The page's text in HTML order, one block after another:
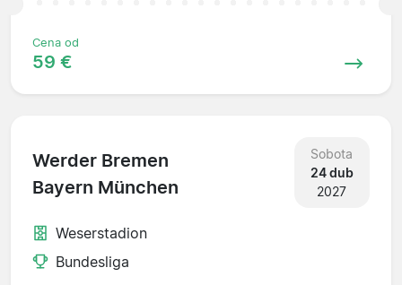
Cena od
59 €
Werder Bremen
Bayern München
Sobota
24 dub
2027
Weserstadion
Bundesliga